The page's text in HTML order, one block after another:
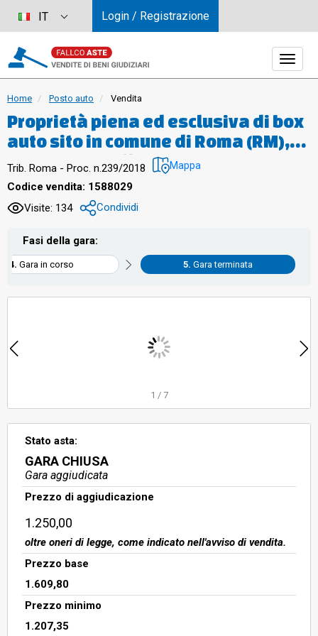
Home Posto auto Vendita
Proprietà piena ed esclusiva di box
auto sito in comune di Roma (RM),
quartiere "Collatino", municipio IV,
via di Grotta di Gregna 23, piano S3,
interno 4, posto all'interno di un
edificio interrato con destinazione
d'uso autorimessa, avente una
superficie lorda di 14,90 mq. e
un’altezza di circa 2,45 m.,
confinante con spazio di manovra
auto interno 5 sub 8, salvo altri,
censito al catasto fabbricati del
particella 1285, subalte
Trib. Roma - Proc. n.239/2018 Mappa
Codice vendita: 1588029
Visite: 134
Condividi
Fasi della gara:
Gara in corso Gara terminata
1 / 7
Stato asta:
GARA CHIUSA
Gara aggiudicata
Prezzo di aggiudicazione
1.250,00
oltre oneri di legge, come indicato nell'avviso di vendita.
Prezzo base
1.609,80
Prezzo minimo
1.207,35
IT Login / Registrazione